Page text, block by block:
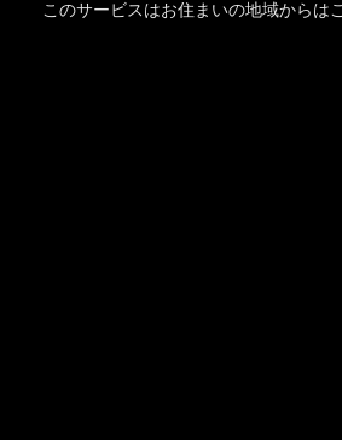
このサービスはお住まいの地域からは